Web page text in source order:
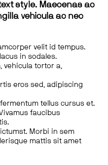
style. Maecenas ac
vehicula ac nec
velit id tempus.
in sodales.
vehicula tortor a,
eros sed, adipiscing
tellus cursus et.
faucibus
Morbi in sem
mattis sit amet